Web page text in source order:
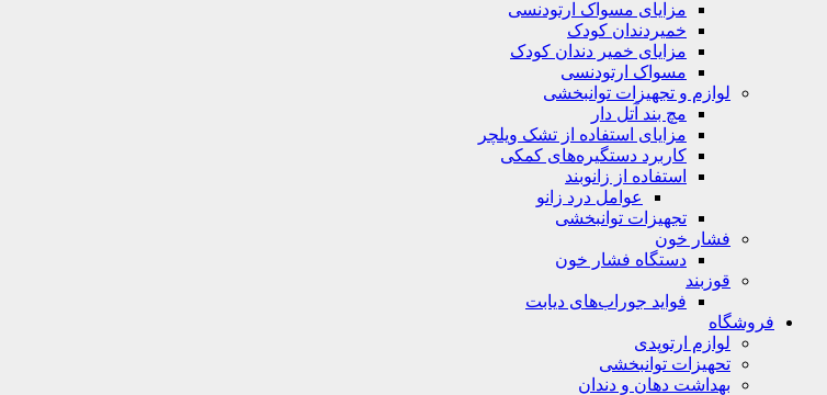
مزایای مسواک ارتودنسی
خمیردندان کودک
مزایای خمیر دندان کودک
مسواک ارتودنسی
لوازم و تجهیزات توانبخشی
مچ بند آتل دار
مزایای استفاده از تشک ویلچر
کاربرد دستگیره‌های کمکی
استفاده از زانوبند
عوامل درد زانو
تجهیزات توانبخشی
فشار خون
دستگاه فشار خون
قوزبند
فواید جوراب‌های دیابت
فروشگاه
لوازم ارتوپدی
تحهیزات توانبخشی
بهداشت دهان و دندان